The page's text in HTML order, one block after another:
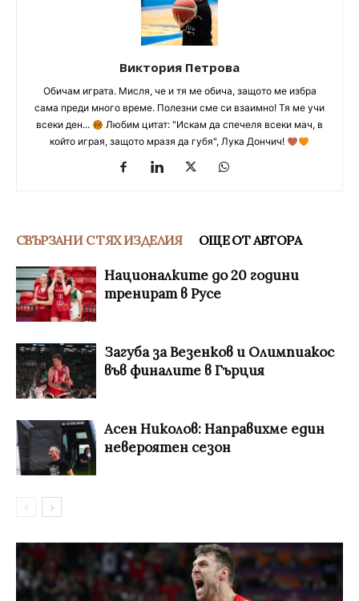
Виктория Петрова
Обичам играта. Мисля, че и тя ме обича, защото ме избра
сама преди много време. Полезни сме си взаимно! Тя ме учи
всеки ден...
Любим цитат: "Искам да спечеля всеки мач, в
който играя, защото мразя да губя", Лука Дончич!
СВЪРЗАНИ С ТЯХ ИЗДЕЛИЯ ОЩЕ ОТ АВТОРА
Националките до 20 години
тренират в Русе
Загуба за Везенков и Олимпиакос
във финалите в Гърция
Асен Николов: Направихме един
невероятен сезон